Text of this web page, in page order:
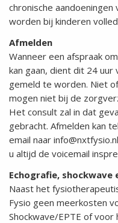
chronische
worden bij kinderen
Afmelden
Wanneer een afspraak
kan gaan, dient dit 24
gemeld te worden. Niet
mogen niet bij de
Het consult zal in dat
gebracht. Afmelden kan
email naar
u altijd de voicemail
Echografie, shockwave
Naast het
Fysio geen meerkosten
Shockwave/EPTE of